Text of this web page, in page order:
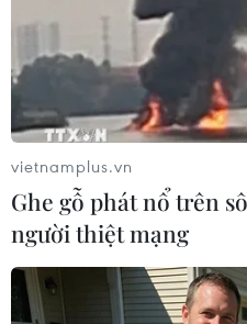
Theo dõi VietnamPlus
TIN LIÊN QUAN
vietnamplus.vn
Ghe gỗ phát nổ trên
người thiệt mạng